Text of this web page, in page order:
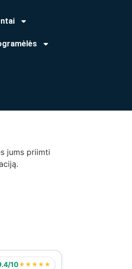
jums priimti
10★★★★★